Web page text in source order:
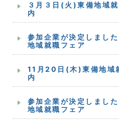
３月３日(火)東備地域
内
参加企業が決定しま
地域就職フェア
11月20日(木)東備地域
内
参加企業が決定しま
地域就職フェア